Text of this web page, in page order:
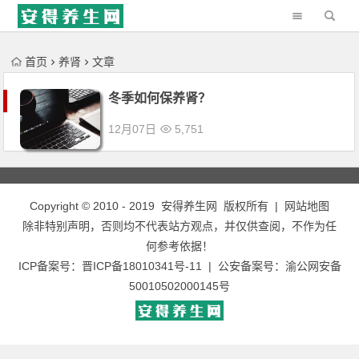
'); })();
首页 养肾 文章
冬季如何保养肾？
12月07日 5,751
Copyright © 2010 - 2019 安得养生网 版权所有 |
网站地图
除非特别声明，否则均不代表站方观点，并仅供查阅，不作为任
何参考依据！
ICP备案号： 晋ICP备18010341号-11 | 公安备案号： 渝公网安备
50010502000145号